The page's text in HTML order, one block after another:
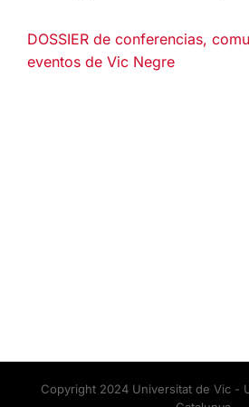
DOSSIER de conferencias,
eventos de Vic Negre
Copyright 2024 Universitat de Vic -